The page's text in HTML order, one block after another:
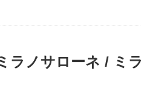
ラノサローネ / ミ